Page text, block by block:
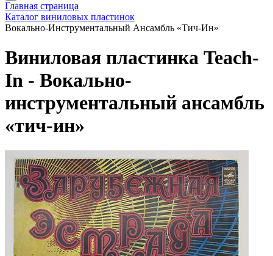
Главная страница
Каталог виниловых пластинок
Вокально-Инструментальный Ансамбль «Тич-Ин»
Виниловая пластинка Teach-
In - Вокально-
инструментальный ансамбль
«тич-ин»